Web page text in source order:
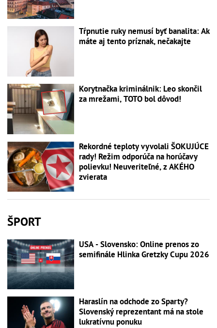
Tŕpnutie ruky nemusí byť banalita: Ak
máte aj tento príznak, nečakajte
Korytnačka kriminálnik: Leo skončil
za mrežami, TOTO bol dôvod!
Rekordné teploty vyvolali ŠOKUJÚCE
rady! Režim odporúča na horúčavy
polievku! Neuveriteľné, z AKÉHO
zvierata
ŠPORT
USA - Slovensko: Online prenos zo
semifinále Hlinka Gretzky Cupu 2026
Haraslín na odchode zo Sparty?
Slovenský reprezentant má na stole
lukratívnu ponuku